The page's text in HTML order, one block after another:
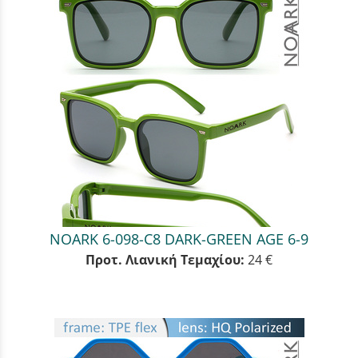
NOARK 6-098-C8 DARK-GREEN AGE 6-9
Προτ. Λιανική Τεμαχίου: 24 €